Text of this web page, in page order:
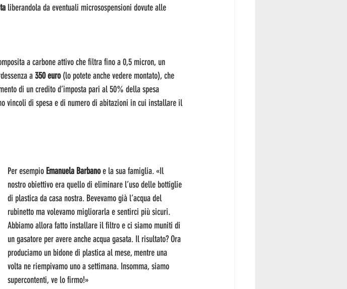
liberandola da eventuali microsospensioni dovute alle
a carbone attivo che filtra fino a 0,5 micron, un
a 350 euro (lo potete anche vedere montato), che
di un credito d’imposta pari al 50% della spesa
vincoli di spesa e di numero di abitazioni in cui installare il
Per esempio Emanuela Barbano e la sua famiglia. «Il
nostro obiettivo era quello di eliminare l’uso delle bottiglie
di plastica da casa nostra. Bevevamo già l’acqua del
rubinetto ma volevamo migliorarla e sentirci più sicuri.
Abbiamo allora fatto installare il filtro e ci siamo muniti di
un gasatore per avere anche acqua gasata. Il risultato? Ora
produciamo un bidone di plastica al mese, mentre una
volta ne riempivamo uno a settimana. Insomma, siamo
supercontenti, ve lo firmo!»